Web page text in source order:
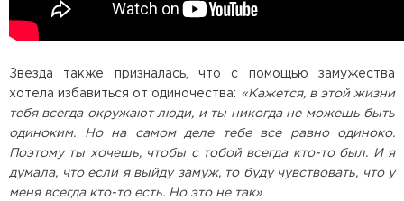
Звезда также призналась, что с помощью замужества
хотела избавиться от одиночества: «Кажется, в этой жизни
тебя всегда окружают люди, и ты никогда не можешь быть
одиноким. Но на самом деле тебе все равно одиноко.
Поэтому ты хочешь, чтобы с тобой всегда кто-то был. И я
думала, что если я выйду замуж, то буду чувствовать, что у
меня всегда кто-то есть. Но это не так»